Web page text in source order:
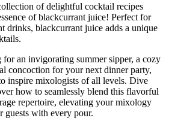
of delightful cocktail recipes
of blackcurrant juice! Perfect for
drinks, blackcurrant juice adds a unique
for an invigorating summer sipper, a cozy
concoction for your next dinner party,
inspire mixologists of all levels. Dive
how to seamlessly blend this flavorful
repertoire, elevating your mixology
guests with every pour.